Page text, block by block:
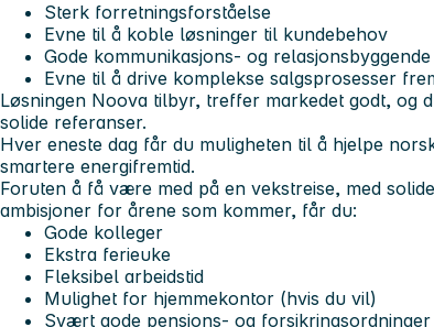
Sterk forretningsforståelse
Evne til å koble løsninger til kundebehov
Gode kommunikasjons- og
Evne til å drive komplekse salgsprosesser
Løsningen Noova tilbyr, treffer markedet godt, og
solide referanser.
Hver eneste dag får du muligheten til å hjelpe
smartere energifremtid.
Foruten å få være med på en vekstreise, med
ambisjoner for årene som kommer, får du:
Gode kolleger
Ekstra ferieuke
Fleksibel arbeidstid
Mulighet for hjemmekontor (hvis du vil)
Svært gode pensjons- og forsikringsordninger